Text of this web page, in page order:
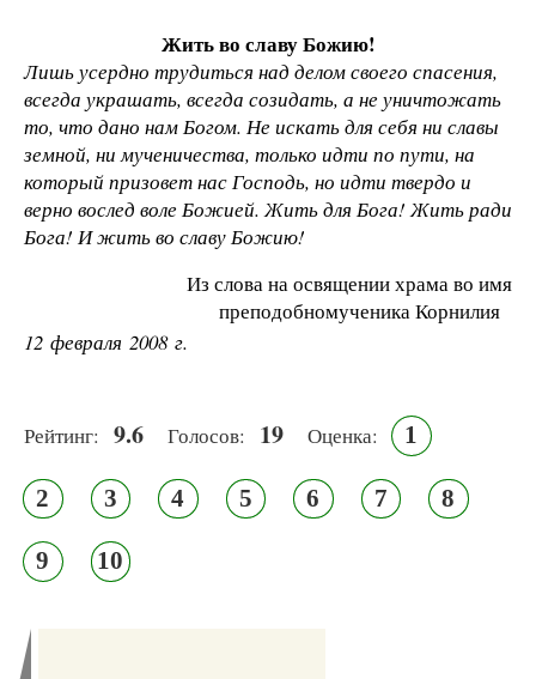
Жить во славу Божию!
Лишь усердно трудиться над делом своего спасения,
всегда украшать, всегда созидать, а не уничтожать
то, что дано нам Богом. Не искать для себя ни славы
земной, ни мученичества, только идти по пути, на
который призовет нас Господь, но идти твердо и
верно вослед воле Божией. Жить для Бога! Жить ради
Бога! И жить во славу Божию!
Из слова на освящении храма во имя
преподобномученика Корнилия
12 февраля 2008 г.
Рейтинг: 9.6 Голосов: 19 Оценка: 1
2 3 4 5 6 7 8
9 10